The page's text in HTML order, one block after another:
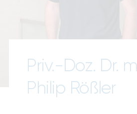
Karriere
Blog
Priv.-Doz. Dr.
Philip Rößler